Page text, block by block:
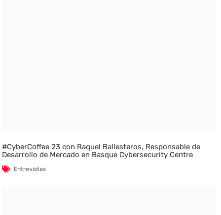
#CyberCoffee 23 con Raquel Ballesteros, Responsable de
Desarrollo de Mercado en Basque Cybersecurity Centre
Entrevistas